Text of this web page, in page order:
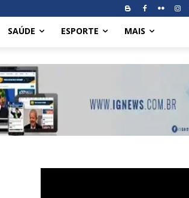
SAÚDE ESPORTE MAIS